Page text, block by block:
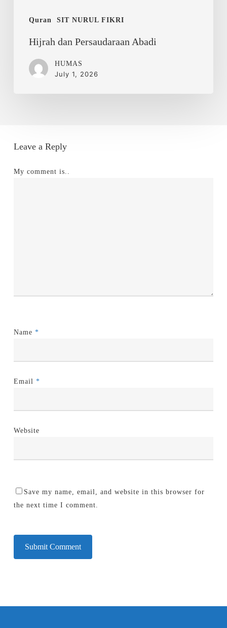
Quran SIT NURUL FIKRI
Hijrah dan Persaudaraan Abadi
HUMAS
July 1, 2026
Leave a Reply
My comment is..
Name *
Email *
Website
Save my name, email, and website in this browser for
the next time I comment.